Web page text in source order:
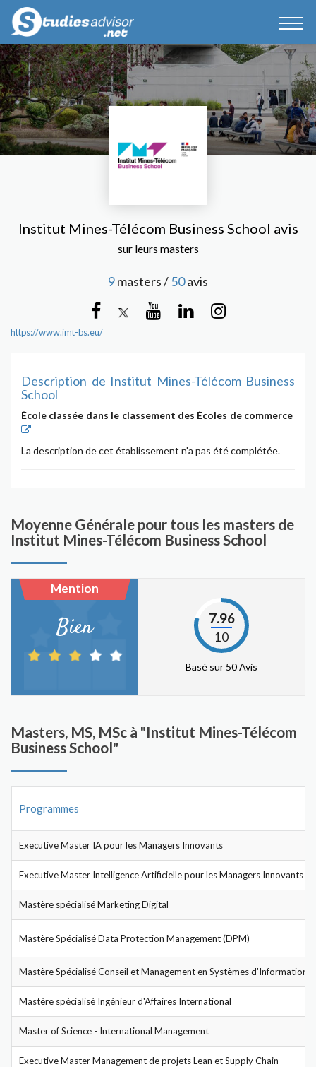
Institut Mines-Télécom Business School avis
sur leurs masters
9masters /50avis
https://www.imt-bs.eu/
Description de Institut Mines-Télécom Business
School
École classée dans le classement des Écoles de commerce
La description de cet établissement n'a pas été complétée.
Moyenne Générale pour tous les masters de
Institut Mines-Télécom Business School
Mention
Bien 7.96
10
Basé sur 50 Avis
Masters, MS, MSc à "Institut Mines-Télécom
Business School"
Programmes
Executive Master IA pour les Managers Innovants
Executive Master Intelligence Artificielle pour les Managers Innovants
Mastère spécialisé Marketing Digital
Mastère Spécialisé Data Protection Management (DPM)
Mastère Spécialisé Conseil et Management en Systèmes d'Information
Mastère spécialisé Ingénieur d'Affaires International
Master of Science - International Management
Executive Master Management de projets Lean et Supply Chain